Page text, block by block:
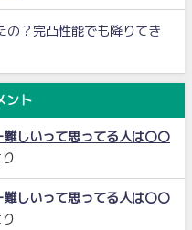
の？完凸性能でも降りてき
ント
難しいって思ってる人は〇〇
難しいって思ってる人は〇〇